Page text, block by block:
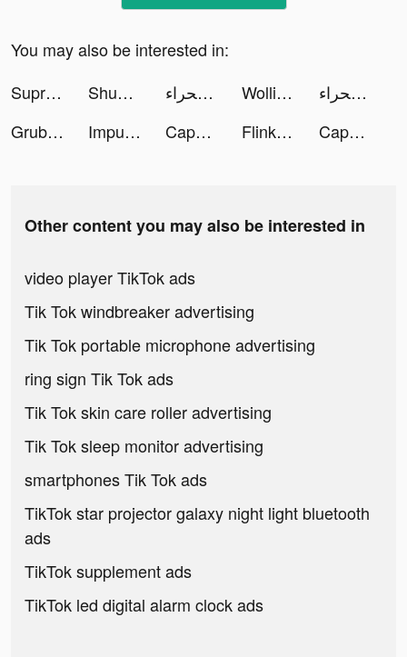
You may also be interested in:
Supremacy 1914 tiktok ads
Shuffleboard Master 3D tiktok ads أسطورة الصحراء tiktok ads Wollit: Credit Building & more tiktok ads
أسطورة الصحراء tiktok ads
Grubhub tiktok ads
Impulse - Brain Training tiktok ads CapCut tiktok ads Flink: bezorgd in minuten tiktok ads CapCut tiktok ads
Other content you may also be interested in
video player TikTok ads
Tik Tok windbreaker advertising
Tik Tok portable microphone advertising
ring sign Tik Tok ads
Tik Tok skin care roller advertising
Tik Tok sleep monitor advertising
smartphones Tik Tok ads
TikTok star projector galaxy night light bluetooth
ads
TikTok supplement ads
TikTok led digital alarm clock ads